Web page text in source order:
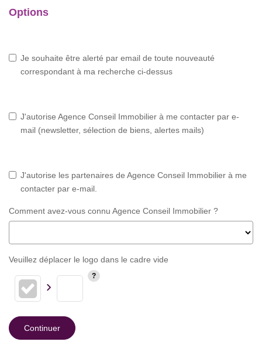
Options
Je souhaite être alerté par email de toute nouveauté
correspondant à ma recherche ci-dessus
J'autorise Agence Conseil Immobilier à me contacter par e-
mail (newsletter, sélection de biens, alertes mails)
J'autorise les partenaires de Agence Conseil Immobilier à me
contacter par e-mail.
Comment avez-vous connu Agence Conseil Immobilier ?
Veuillez déplacer le logo dans le cadre vide
Continuer